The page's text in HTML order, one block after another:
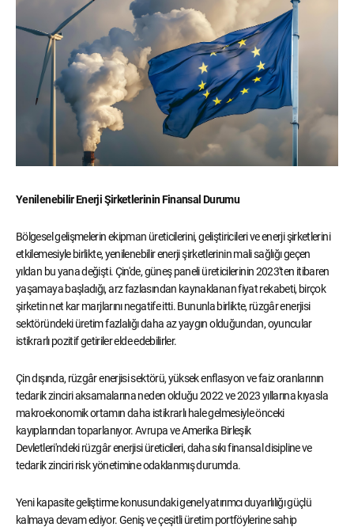
Yenilenebilir Enerji Şirketlerinin Finansal Durumu
Bölgesel gelişmelerin ekipman üreticilerini, geliştiricileri ve enerji şirketlerini
etkilemesiyle birlikte, yenilenebilir enerji şirketlerinin mali sağlığı geçen
yıldan bu yana değişti. Çin'de, güneş paneli üreticilerinin 2023'ten itibaren
yaşamaya başladığı, arz fazlasından kaynaklanan fiyat rekabeti, birçok
şirketin net kar marjlarını negatife itti. Bununla birlikte, rüzgâr enerjisi
sektöründeki üretim fazlalığı daha az yaygın olduğundan, oyuncular
istikrarlı pozitif getiriler elde edebilirler.
Çin dışında, rüzgâr enerjisi sektörü, yüksek enflasyon ve faiz oranlarının
tedarik zinciri aksamalarına neden olduğu 2022 ve 2023 yıllarına kıyasla
makroekonomik ortamın daha istikrarlı hale gelmesiyle önceki
kayıplarından toparlanıyor. Avrupa ve Amerika Birleşik
Devletleri'ndeki rüzgâr enerjisi üreticileri, daha sıkı finansal disipline ve
tedarik zinciri risk yönetimine odaklanmış durumda.
Yeni kapasite geliştirme konusundaki genel yatırımcı duyarlılığı güçlü
kalmaya devam ediyor. Geniş ve çeşitli üretim portföylerine sahip